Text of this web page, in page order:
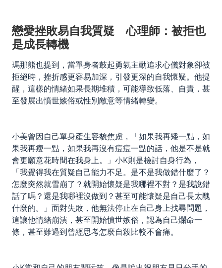
戀愛挫敗易自我質疑 心理師：被拒也
是成長轉機
瑪那熊也提到，當單身者鼓起勇氣主動追求心儀對象卻被
拒絕時，挫折感更容易加深，引發更深的自我懷疑。他提
醒，這樣的情緒如果長期堆積，可能導致低落、自責，甚
至發展出憤世嫉俗或性別敵意等情緒轉變。
小美曾因自己單身產生容貌焦慮，「如果我再矮一點，如
果我再瘦一點，如果我再沒有痘痘一點的話，他是不是就
會更願意花時間在我身上。」小K則是檢討自身行為，
「我覺得我在質疑自己能力不足。是不是我做錯什麼了？
怎麼突然就雪崩了？就開始懷疑是我哪裡不對？是我說錯
話了嗎？還是我哪裡沒做到？甚至可能懷疑是自己長太醜
什麼的。」面對失敗，他無法停止在自己身上找尋問題，
這讓他情緒崩潰，甚至開始憤世嫉俗，認為自己爛命一
條，甚至難過到曾經思考怎麼自殺比較不會痛。